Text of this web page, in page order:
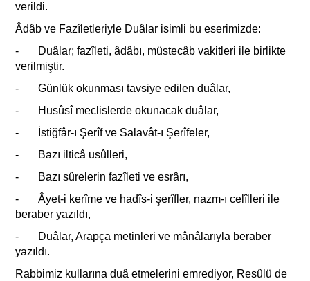
verildi.
Âdâb ve Fazîletleriyle Duâlar isimli bu eserimizde:
- Duâlar; fazîleti, âdâbı, müstecâb vakitleri ile birlikte
verilmiştir.
- Günlük okunması tavsiye edilen duâlar,
- Husûsî meclislerde okunacak duâlar,
- İstiğfâr-ı Şerîf ve Salavât-ı Şerîfeler,
- Bazı ilticâ usûlleri,
- Bazı sûrelerin fazîleti ve esrârı,
- Âyet-i kerîme ve hadîs-i şerîfler, nazm-ı celîlleri ile
beraber yazıldı,
- Duâlar, Arapça metinleri ve mânâlarıyla beraber
yazıldı.
Rabbimiz kullarına duâ etmelerini emrediyor, Resûlü de